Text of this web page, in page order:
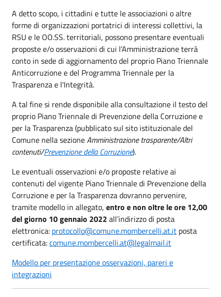
A detto scopo, i cittadini e tutte le associazioni o altre
forme di organizzazioni portatrici di interessi collettivi, la
RSU e le OO.SS. territoriali, possono presentare eventuali
proposte e/o osservazioni di cui l'Amministrazione terrà
conto in sede di aggiornamento del proprio Piano Triennale
Anticorruzione e del Programma Triennale per la
Trasparenza e l'Integrità.
A tal fine si rende disponibile alla consultazione il testo del
proprio Piano Triennale di Prevenzione della Corruzione e
per la Trasparenza (pubblicato sul sito istituzionale del
Comune nella sezioneAmministrazione trasparente/Altri
contenuti/Prevenzione della Corruzione).
Le eventuali osservazioni e/o proposte relative ai
contenuti del vigente Piano Triennale di Prevenzione della
Corruzione e per la Trasparenza dovranno pervenire,
tramite modello in allegato, entro e non oltre le ore 12,00
del giorno 10 gennaio 2022 all’indirizzo di posta
elettronica: protocollo@comune.mombercelli.at.it posta
certificata:comune.mombercelli.at@legalmail.it
Modello per presentazione osservazioni, pareri e
integrazioni